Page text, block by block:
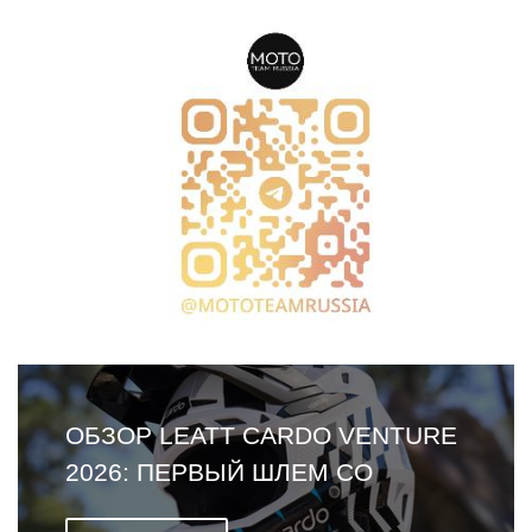
ОБЗОР LEATT CARDO VENTURE
2026: ПЕРВЫЙ ШЛЕМ СО
ВСТРОЕННОЙ ГАРНИТУРОЙ